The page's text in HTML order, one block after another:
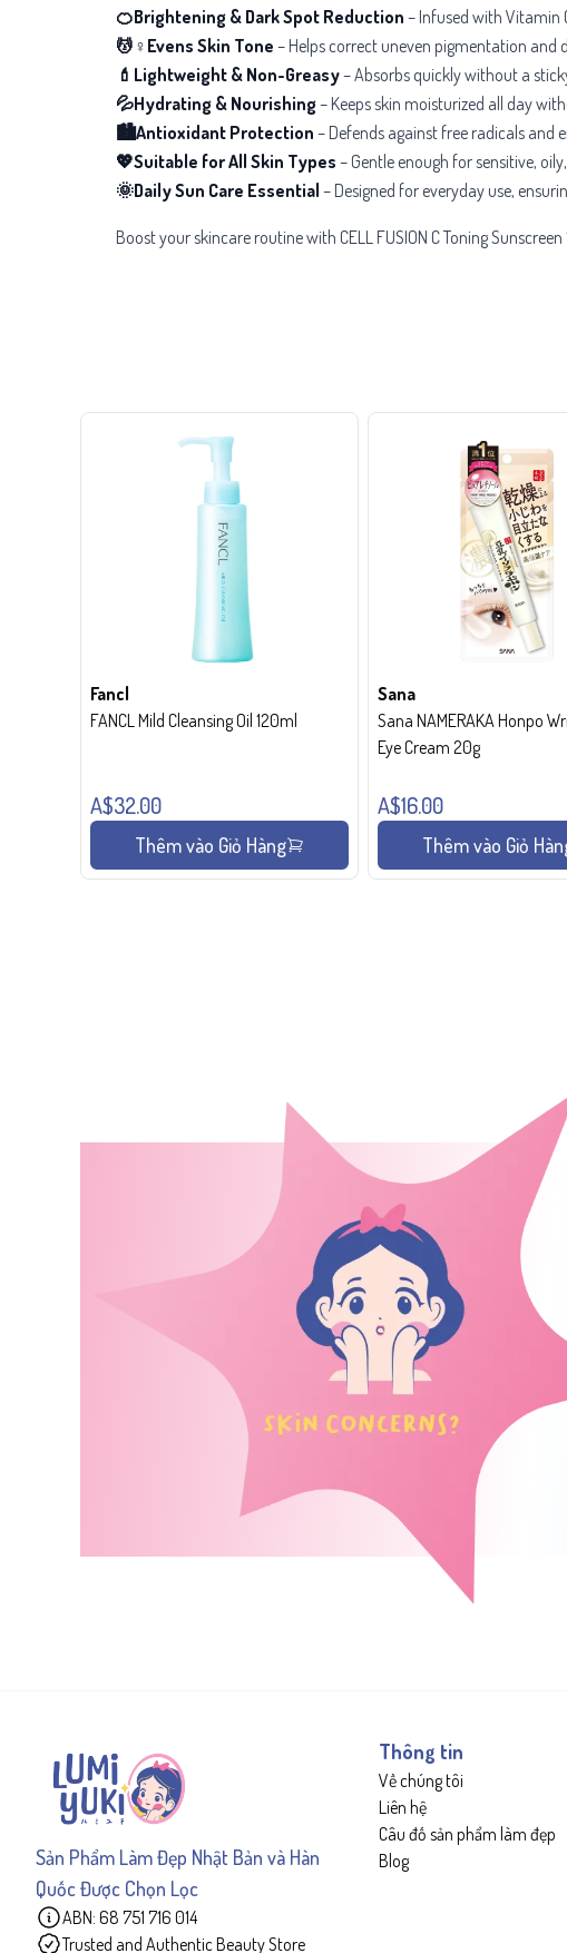
🍊Brightening & Dark Spot Reduction – Infused with Vitamin
💆♀️Evens Skin Tone – Helps correct uneven pigmentation
💄Lightweight & Non-Greasy– Absorbs quicklywithout a
💦Hydrating & Nourishing– Keeps skin moisturized all day
🏙️Antioxidant Protection – Defends against free radicals and
💖Suitable for All Skin Types – Gentle enough for sensitive,
🌞Daily Sun Care Essential – Designed for everyday use,
Boost your skincare routine with CELL FUSION C Toning
Fancl
FANCL Mild Cleansing Oil 120ml
A$32.00
Thêm vào Giỏ Hàng
Sana
Sana NAMERAKA Honpo
Eye Cream 20g
A$16.00
Thêm vào Giỏ
Sản Phẩm Làm Đẹp Nhật Bản và Hàn
Quốc Được Chọn Lọc
ABN: 68 751 716 014
Trusted and Authentic Beauty Store
Thông tin
Về chúng tôi
Liên hệ
Câu đố sản phẩm làm đẹp
Blog